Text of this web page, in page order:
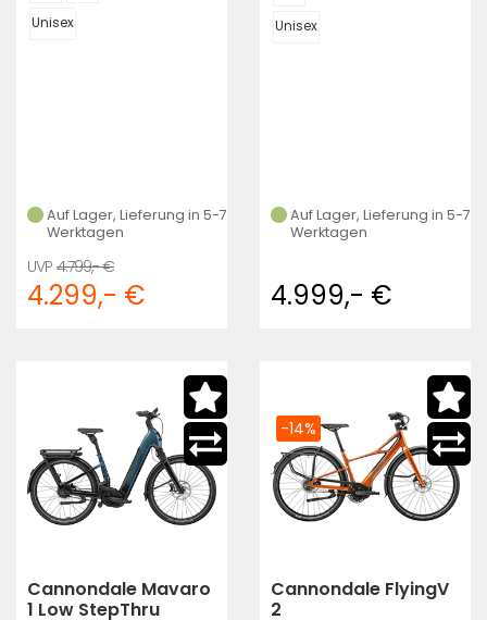
Unisex
Auf Lager, Lieferung in 5-7
Werktagen
4.799,- €
4.299,- €
Unisex
Auf Lager, Lieferung in 5-7
Werktagen
4.999,- €
Cannondale Mavaro
1 Low StepThru
Cannondale FlyingV
2
-14%